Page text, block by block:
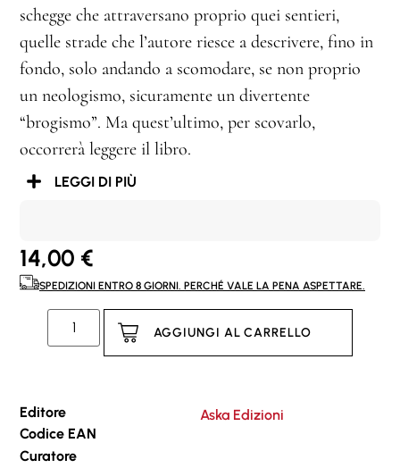
schegge che attraversano proprio quei sentieri,
quelle strade che l’autore riesce a descrivere, fino in
fondo, solo andando a scomodare, se non proprio
un neologismo, sicuramente un divertente
“brogismo”. Ma quest’ultimo, per scovarlo,
occorrerà leggere il libro.
LEGGI DI PIÙ
14,00 €
SPEDIZIONI ENTRO 8 GIORNI. PERCHÉ VALE LA PENA ASPETTARE.
AGGIUNGI AL CARRELLO
Editore
Aska Edizioni
Codice EAN
Curatore